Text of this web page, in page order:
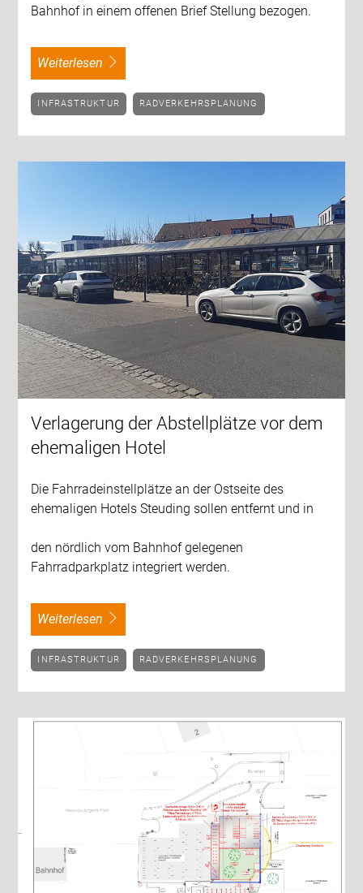
Bahnhof in einem offenen Brief Stellung bezogen.
weiterlesen
INFRASTRUKTUR RADVERKEHRSPLANUNG
Verlagerung der Abstellplätze vor dem
ehemaligen Hotel
Die Fahrradeinstellplätze an der Ostseite des
ehemaligen Hotels Steuding sollen entfernt und in
den nördlich vom Bahnhof gelegenen
Fahrradparkplatz integriert werden.
weiterlesen
INFRASTRUKTUR RADVERKEHRSPLANUNG